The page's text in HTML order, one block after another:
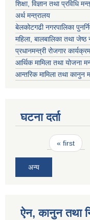
शिक्षा, विज्ञान तथा प्रविधि
अर्थ मन्त्रालय
बेलकोटगढी नगरपालिका
महिला, बालबालिका तथा जेष्ठ
प्रधानमन्त्री रोजगार
आर्थिक मामिला तथा योजना
आन्तरिक मामिला तथा कानुन
घटना दर्ता
Pages« first
अन्य
ऐन, कानुन तथा